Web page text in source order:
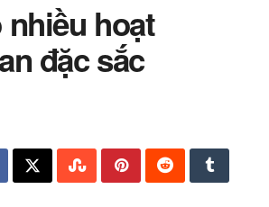
nhiều hoạt
đặc sắc